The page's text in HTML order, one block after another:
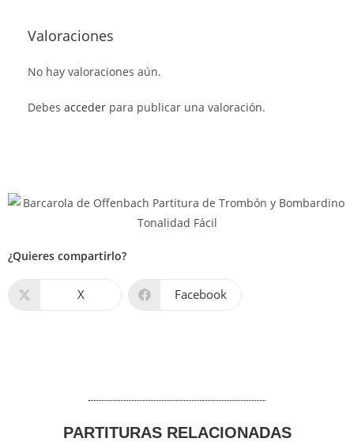
¿Quieres compartirlo?
X Facebook
Valoraciones
No hay valoraciones aún.
Debes acceder para publicar una valoración.
PARTITURAS RELACIONADAS